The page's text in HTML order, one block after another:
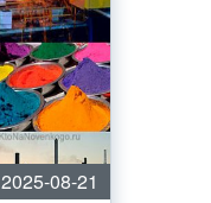
2025-08-21